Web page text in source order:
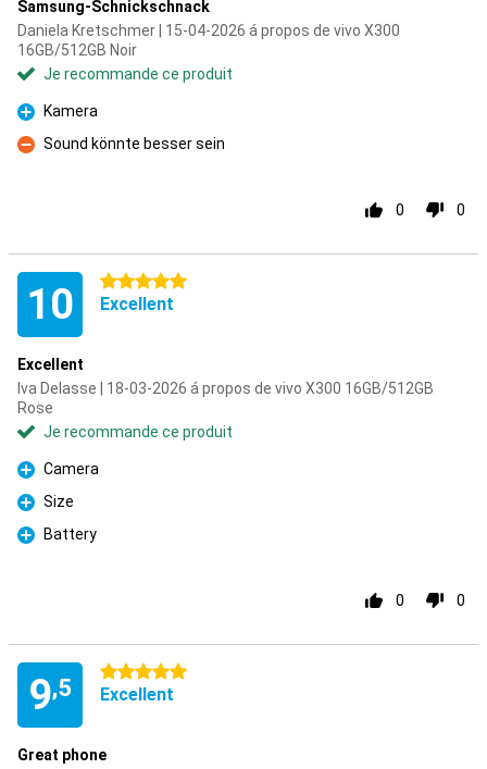
Samsung-Schnickschnack
Daniela Kretschmer | 15-04-2026 á propos de vivo X300
16GB/512GB Noir
Je recommande ce produit
Pour
Kamera
Contre
Sound könnte besser sein
0 0
10 5 étoiles
Excellent
Excellent
Iva Delasse | 18-03-2026 á propos de vivo X300 16GB/512GB
Rose
Je recommande ce produit
Pour
Camera
Pour
Size
Pour
Battery
0 0
9,5
5 étoiles
Excellent
Great phone